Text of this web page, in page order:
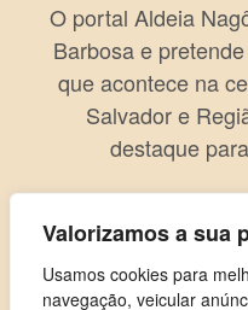
Valorizamos a sua
Usamos cookies para
navegação, veicular
O portal Aldeia
Barbosa e
que acontece na
Salvador e
destaque